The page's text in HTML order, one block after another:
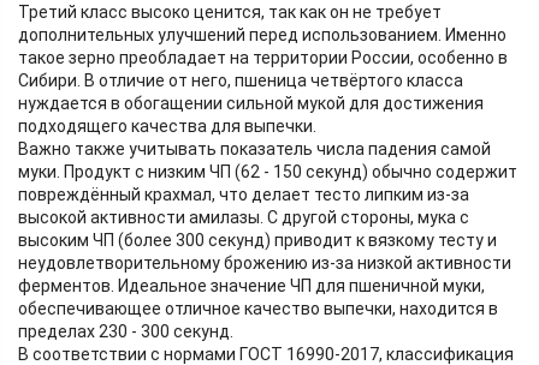
Третий класс высоко ценится, так как он не требует
дополнительных улучшений перед использованием. Именно
такое зерно преобладает на территории России, особенно в
Сибири. В отличие от него, пшеница четвёртого класса
нуждается в обогащении сильной мукой для достижения
подходящего качества для выпечки.
Важно также учитывать показатель числа падения самой
муки. Продукт с низким ЧП (62 - 150 секунд) обычно содержит
повреждённый крахмал, что делает тесто липким из-за
высокой активности амилазы. С другой стороны, мука с
высоким ЧП (более 300 секунд) приводит к вязкому тесту и
неудовлетворительному брожению из-за низкой активности
ферментов. Идеальное значение ЧП для пшеничной муки,
обеспечивающее отличное качество выпечки, находится в
пределах 230 - 300 секунд.
В соответствии с нормами ГОСТ 16990-2017, классификация